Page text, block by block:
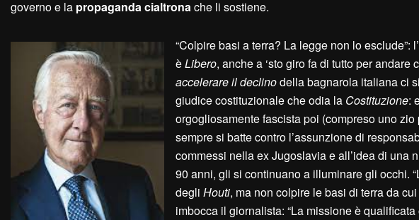
governo e la propaganda cialtronache li sostiene.
“Colpire basi a terra? La legge non lo esclude”:
èLibero, anche a ‘sto giro fa di tutto per
accelerare il declinodella bagnarola italiana ci
giudice costituzionale che odia la Costituzione:
orgogliosamente fascista poi (compreso uno
sempre si batte contro l’assunzione di
commessi nella ex Jugoslavia e all’idea di una
90 anni, gli si continuano a illuminare gli occhi.
degli Houti, ma non colpire le basi di terra da
imbocca il giornalista: “La missione è